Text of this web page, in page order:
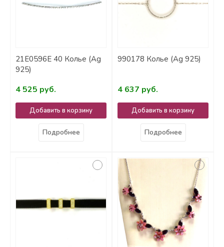
21Е0596Е 40 Колье (Ag
925)
4 525 руб.
Добавить в корзину
Подробнее
990178 Колье (Ag 925)
4 637 руб.
Добавить в корзину
Подробнее